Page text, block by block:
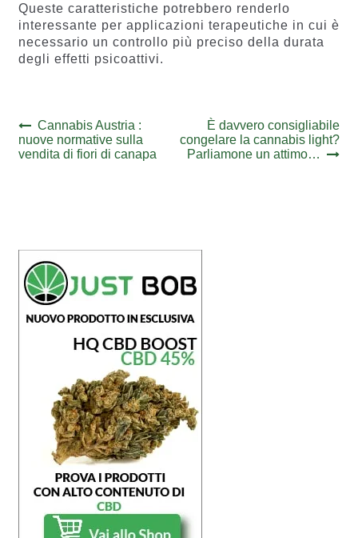
Queste caratteristiche potrebbero renderlo
interessante per applicazioni terapeutiche in cui è
necessario un controllo più preciso della durata
degli effetti psicoattivi.
Navigazione
articoli
Previous
post:
Cannabis Austria :
nuove normative sulla
vendita di fiori di canapa
Next
post:
È davvero consigliabile
congelare la cannabis light?
Parliamone un attimo…